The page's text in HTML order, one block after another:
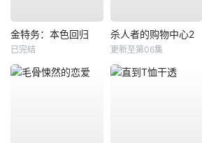
金特务：本色回归
已完结
杀人者的购物中心2
更新至第06集